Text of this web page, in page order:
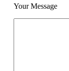
Your Message